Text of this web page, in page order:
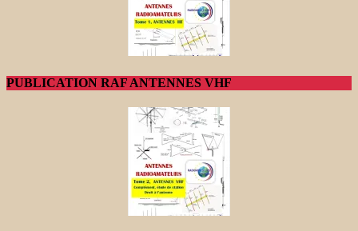
PUBLICATION RAF ANTENNES VHF